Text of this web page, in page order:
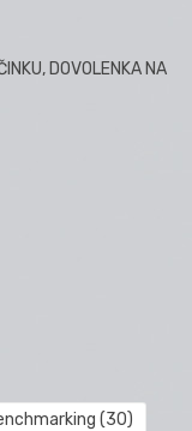
DOVOLENKA NA
(30)